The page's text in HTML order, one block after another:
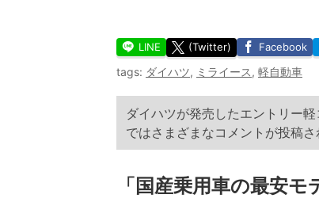
LINE (Twitter) Facebook
tags: ダイハツ, ミライース, 軽自動車
ダイハツが発売したエントリー
ではさまざまなコメントが投稿さ
「国産乗用車の最安